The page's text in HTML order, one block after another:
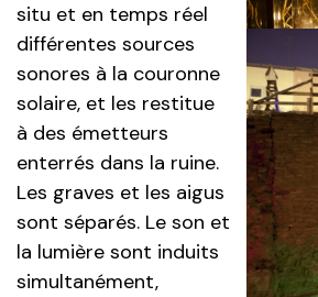
situ et en temps réel
différentes sources
sonores à la couronne
solaire, et les restitue
à des émetteurs
enterrés dans la ruine.
Les graves et les aigus
sont séparés. Le son et
la lumière sont induits
simultanément,